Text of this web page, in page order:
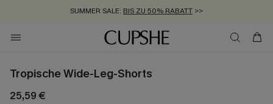
SUMMER SALE: BIS ZU 50% RABATT >>
ZUM NEWSLETTER:BIS ZU -20% EXTRA ERHALTEN
KOSTENLOSER VERSAND AB 89 €
Tropische Wide-Leg-Shorts
25,59 €